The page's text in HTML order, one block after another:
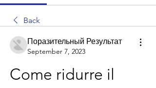
Back
Поразительный Результат
September 7, 2023
Come ridurre il